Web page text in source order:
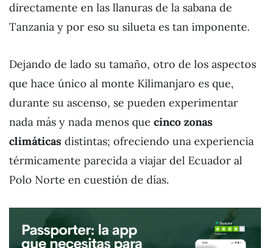
directamente en las llanuras de la sabana de
Tanzania y por eso su silueta es tan imponente.
Dejando de lado su tamaño, otro de los aspectos
que hace único al monte Kilimanjaro es que,
durante su ascenso, se pueden experimentar
nada más y nada menos que cinco zonas
climáticas distintas; ofreciendo una experiencia
térmicamente parecida a viajar del Ecuador al
Polo Norte en cuestión de días.